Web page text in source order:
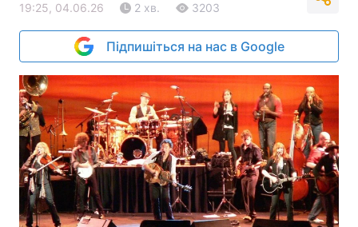
19:25, 04.06.26 2 хв. 3203
Підпишіться на нас в Google